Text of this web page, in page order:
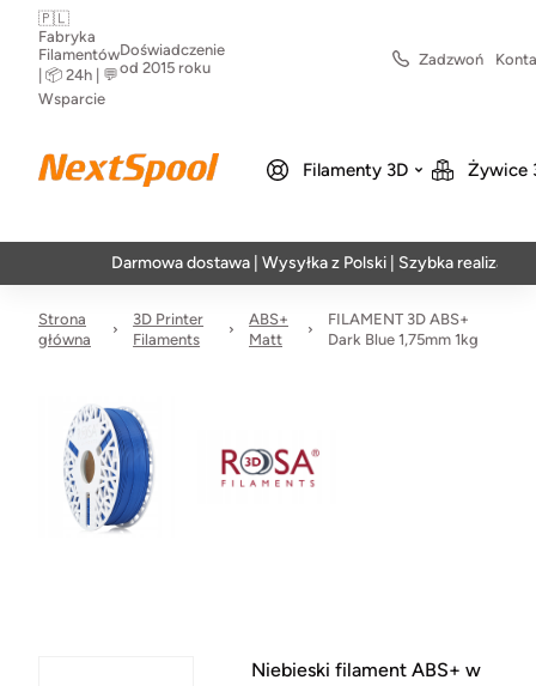
🇵🇱
Fabryka
Filamentów
| 📦 24h | 💬
Wsparcie
Doświadczenie
od 2015 roku
Zadzwoń
Filamenty 3D Żywice
Darmowa dostawa | Wysyłka z Polski | Szybka realizacja w 24h
Strona
główna
3D Printer
Filaments
ABS+
Matt
FILAMENT 3D ABS+
Dark Blue 1,75mm 1kg
Niebieski filament ABS+ w